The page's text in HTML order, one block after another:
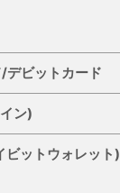
デビットカード
ン)
ットウォレット)